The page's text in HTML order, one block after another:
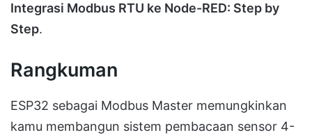
Integrasi Modbus RTU ke Node-RED: Step by
Step.
Rangkuman
ESP32 sebagai Modbus Master memungkinkan
kamu membangun sistem pembacaan sensor 4-